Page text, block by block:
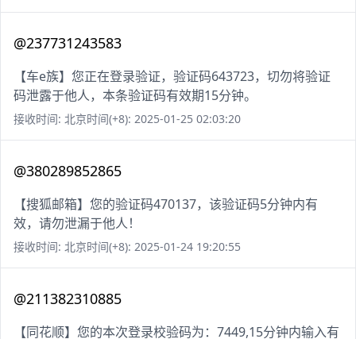
@237731243583
【车e族】您正在登录验证，验证码643723，切勿将验证
码泄露于他人，本条验证码有效期15分钟。
接收时间: 北京时间(+8): 2025-01-25 02:03:20
@380289852865
【搜狐邮箱】您的验证码470137，该验证码5分钟内有
效，请勿泄漏于他人！
接收时间: 北京时间(+8): 2025-01-24 19:20:55
@211382310885
【同花顺】您的本次登录校验码为：7449,15分钟内输入有